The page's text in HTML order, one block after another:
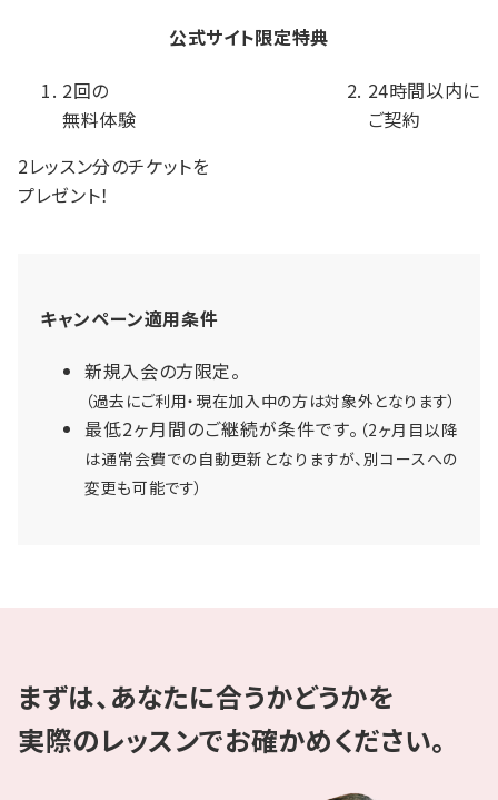
公式サイト限定特典
2回の
無料体験
24時間以内に
ご契約
2レッスン分のチケットを
プレゼント！
キャンペーン適用条件
新規入会の方限定。
（過去にご利用・現在加入中の方は対象外となります）
最低2ヶ月間のご継続が条件です。 （2ヶ月目以降
は通常会費での自動更新となりますが、別コースへの
変更も可能です）
まずは、あなたに合うかどうかを
実際のレッスンでお確かめください。